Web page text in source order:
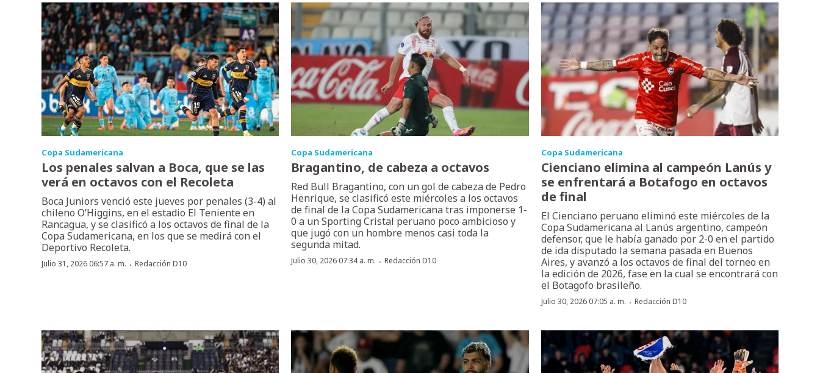
Copa Sudamericana
Los penales salvan a Boca, que se las
verá en octavos con el Recoleta
Boca Juniors venció este jueves por penales (3-4) al
chileno O’Higgins, en el estadio El Teniente en
Rancagua, y se clasificó a los octavos de final de la
Copa Sudamericana, en los que se medirá con el
Deportivo Recoleta.
Julio 31, 2026 06:57 a. m. · Redacción D10
Copa Sudamericana
Bragantino, de cabeza a octavos
Red Bull Bragantino, con un gol de cabeza de Pedro
Henrique, se clasificó este miércoles a los octavos
de final de la Copa Sudamericana tras imponerse 1-
0 a un Sporting Cristal peruano poco ambicioso y
que jugó con un hombre menos casi toda la
segunda mitad.
Julio 30, 2026 07:34 a. m. ·Redacción D10
Copa Sudamericana
Cienciano elimina al campeón Lanús y
se enfrentará a Botafogo en octavos
de final
El Cienciano peruano eliminó este miércoles de la
Copa Sudamericana al Lanús argentino, campeón
defensor, que le había ganado por 2-0 en el partido
de ida disputado la semana pasada en Buenos
Aires, y avanzó a los octavos de final del torneo en
la edición de 2026, fase en la cual se encontrará con
el Botagofo brasileño.
Julio 30, 2026 07:05 a. m. · Redacción D10